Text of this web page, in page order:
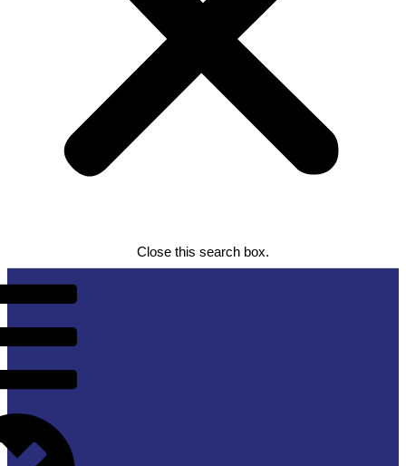
Close this search box.